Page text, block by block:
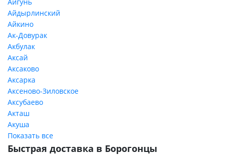
Айдырлинский
Айкино
Ак-Довурак
Акбулак
Аксай
Аксаково
Аксарка
Аксеново-Зиловское
Аксубаево
Акташ
Акуша
Показать все
Быстрая доставка в Борогонцы